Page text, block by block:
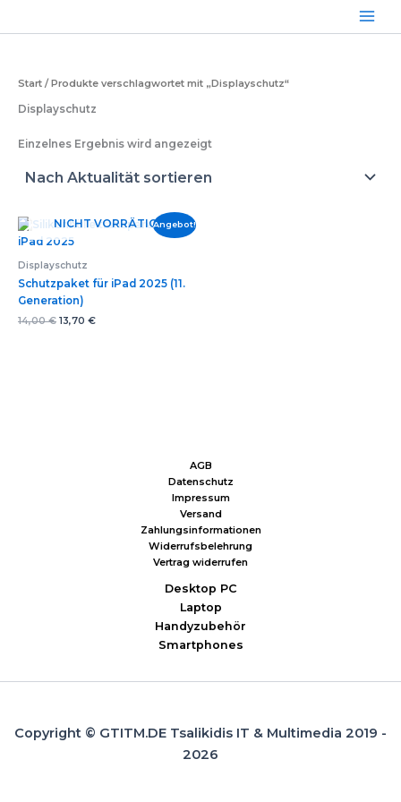
Start / Produkte verschlagwortet mit „Displayschutz“
Displayschutz
Einzelnes Ergebnis wird angezeigt
Angebot!
NICHT VORRÄTIG
Displayschutz
Schutzpaket für iPad 2025 (11.
Generation)
14,00€ Ursprünglicher
13,70 €Aktueller
AGB
Datenschutz
Impressum
Versand
Zahlungsinformationen
Widerrufsbelehrung
Vertrag widerrufen
Desktop PC
Laptop
Handyzubehör
Smartphones
Copyright © GTITM.DE Tsalikidis IT & Multimedia 2019 -
2026